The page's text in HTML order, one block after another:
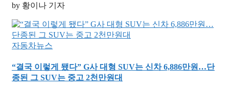
by 황이나 기자
자동차뉴스
“결국 이렇게 됐다” G사 대형 SUV는 신차 6,886만원…단
종된 그 SUV는 중고 2천만원대